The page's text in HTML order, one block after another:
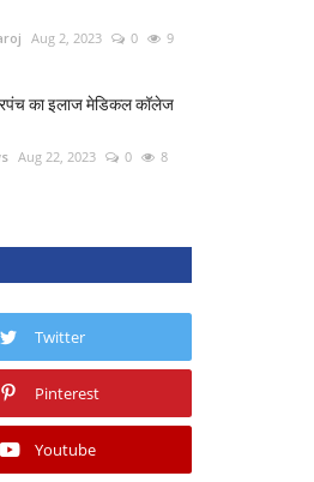
Aug 2, 2023 0 9
का इलाज मेडिकल कॉलेज
Aug 22, 2023 0 8
Twitter
Pinterest
Youtube